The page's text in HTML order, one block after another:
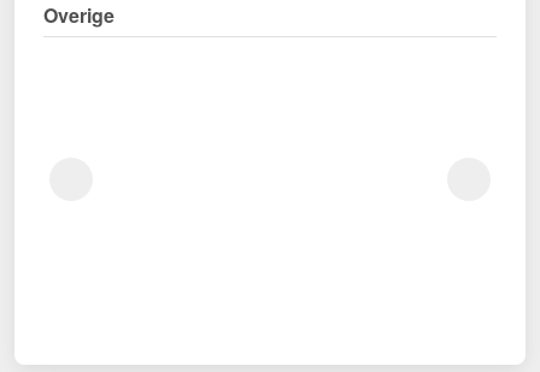
Overige